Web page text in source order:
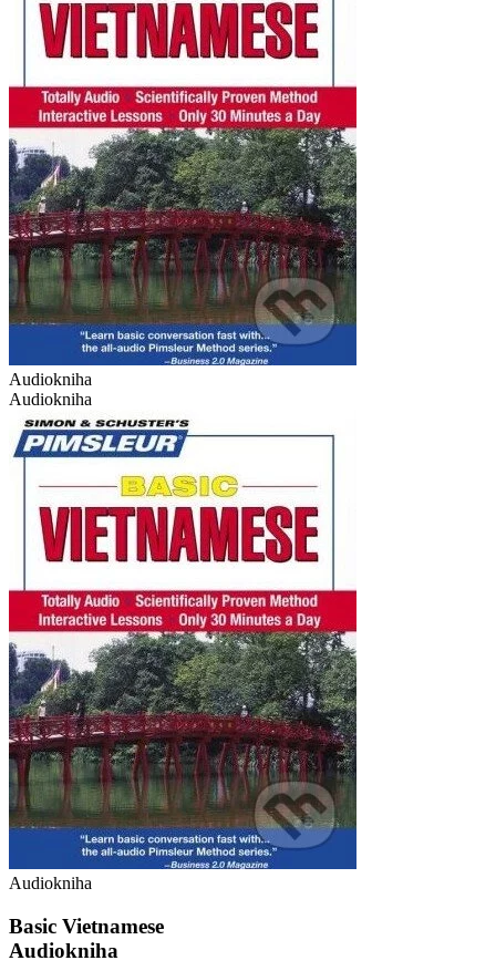
Audiokniha
Audiokniha
Audiokniha
Basic Vietnamese
Audiokniha